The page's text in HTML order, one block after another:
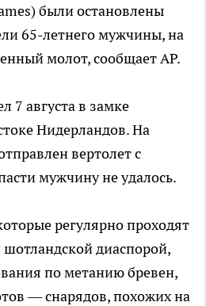
были остановлены
65-летнего мужчины, на
молот, сообщает AP.
7 августа в замке
Нидерландов. На
вертолет с
мужчину не удалось.
регулярно проходят
шотландской диаспорой,
по метанию бревен,
— снарядов, похожих на